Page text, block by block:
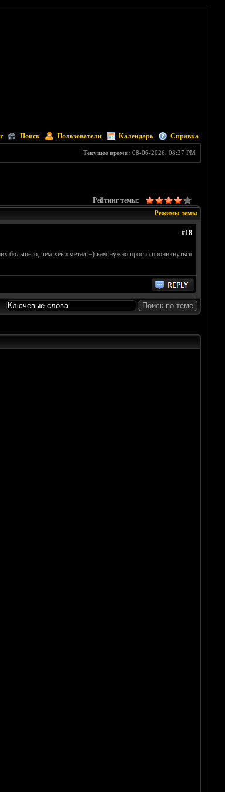
Поиск Пользователи Календарь Справка
Текущее время: 08-06-2026, 08:37 PM
Рейтинг темы:
Режимы темы
#18
большего, чем хеви метал =) вам нужно просто проникнуться